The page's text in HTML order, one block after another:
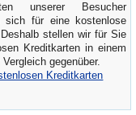
unserer Besucher
sich für eine kostenlose
stellen wir für Sie
Kreditkarten in einem
gegenüber.
Kreditkarten